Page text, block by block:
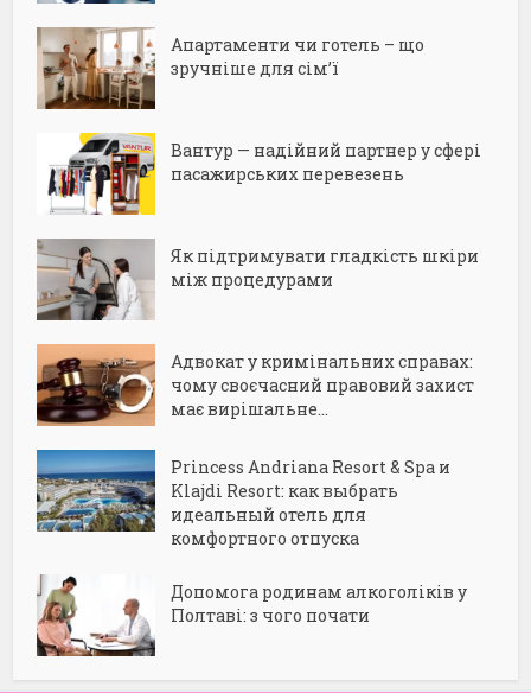
Апартаменти чи готель – що
зручніше для сім’ї
Вантур — надійний партнер у сфері
пасажирських перевезень
Як підтримувати гладкість шкіри
між процедурами
Адвокат у кримінальних справах:
чому своєчасний правовий захист
має вирішальне...
Princess Andriana Resort & Spa и
Klajdi Resort: как выбрать
идеальный отель для
комфортного отпуска
Допомога родинам алкоголіків у
Полтаві: з чого почати